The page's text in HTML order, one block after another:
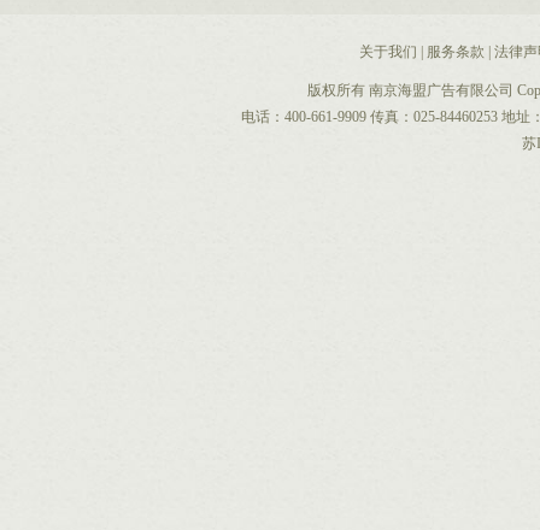
关于我们 服务条款 法律
版权所有 南京海盟广告有限公司
电话：400-661-9909 传真：025-84460253 地
苏